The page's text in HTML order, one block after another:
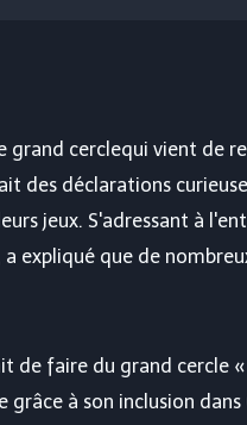
grand cerclequi vient de
des déclarations
jeux. S'adressant à
expliqué que de
de faire du grand cercle «
à son inclusion dans